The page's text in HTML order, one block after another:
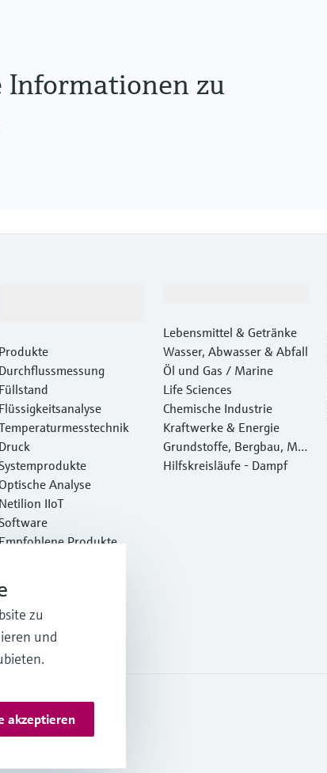
Informationen zu
Produkte
Durchflussmessung
Füllstand
Flüssigkeitsanalyse
Druck
Analyse
Netilion IIoT
Produkte
Lebensmittel & Getränke
Wasser, Abwasser & Abfall
Öl und Gas / Marine
Life Sciences
Chemische Industrie
Kraftwerke & Energie
Grundstoffe, Bergbau, Met
alle
Hilfskreisläufe - Dampf
Deutschland
zu
und
akzeptieren